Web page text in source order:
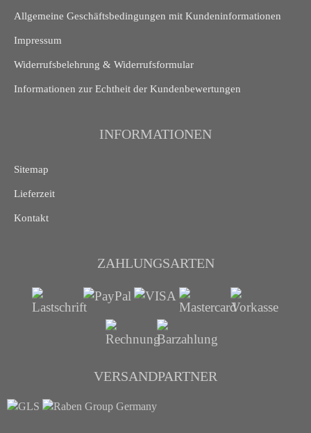
Allgemeine Geschäftsbedingungen mit Kundeninformationen
Impressum
Widerrufsbelehrung & Widerrufsformular
Informationen zur Echtheit der Kundenbewertungen
INFORMATIONEN
Sitemap
Lieferzeit
Kontakt
ZAHLUNGSARTEN
VERSANDPARTNER